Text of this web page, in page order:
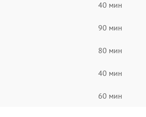
40 мин
90 мин
80 мин
40 мин
60 мин